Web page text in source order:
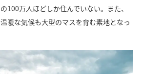
100万人ほどしか住んでいない。また、
暖な気候も大型のマスを育む素地となっ